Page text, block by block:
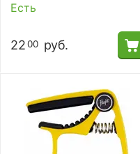
Есть
2200 руб.